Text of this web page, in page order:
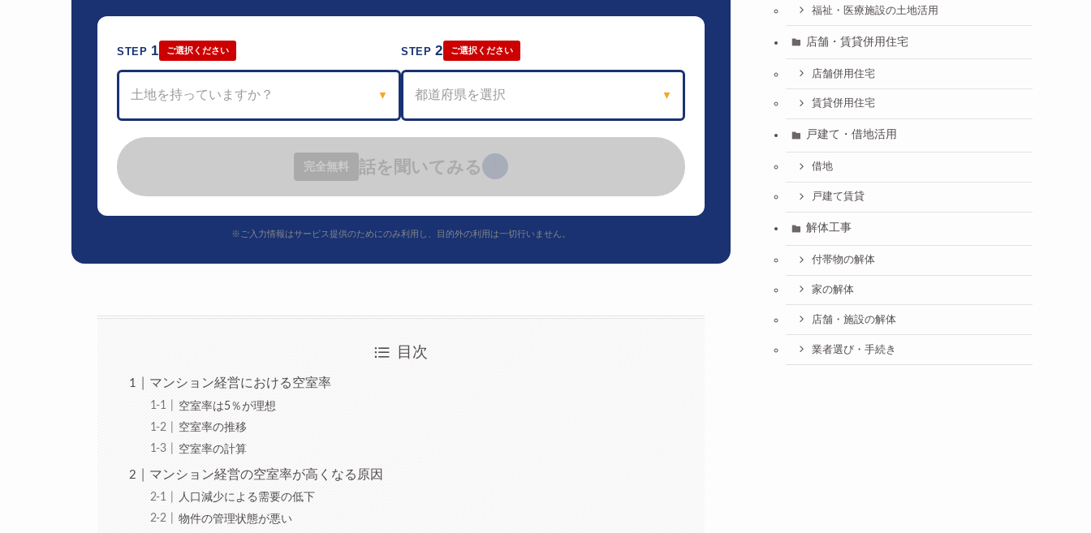
STEP 1 ご選択ください
土地を持っていますか？ ▼
STEP2 ご選択ください
都道府県を選択 ▼
完全無料 話を聞いてみる
※ご入力情報はサービス提供のためにのみ利用し、目的外の利用は一切行いません。
目次
マンション経営における空室率
空室率は5％が理想
空室率の推移
空室率の計算
マンション経営の空室率が高くなる原因
人口減少による需要の低下
物件の管理状態が悪い
福祉・医療施設の土地活用
店舗・賃貸併用住宅
店舗併用住宅
賃貸併用住宅
戸建て・借地活用
借地
戸建て賃貸
解体工事
付帯物の解体
家の解体
店舗・施設の解体
業者選び・手続き